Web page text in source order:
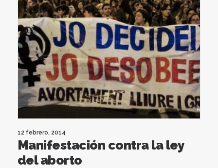
12 febrero, 2014
Manifestación contra la ley
del aborto